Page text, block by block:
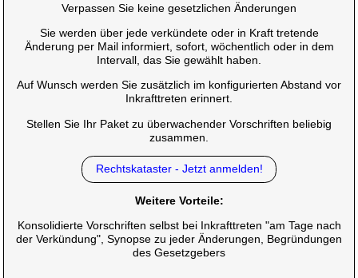
Verpassen Sie keine gesetzlichen Änderungen
Sie werden über jede verkündete oder in Kraft tretende
Änderung per Mail informiert, sofort, wöchentlich oder in dem
Intervall, das Sie gewählt haben.
Auf Wunsch werden Sie zusätzlich im konfigurierten Abstand vor
Inkrafttreten erinnert.
Stellen Sie Ihr Paket zu überwachender Vorschriften beliebig
zusammen.
Rechtskataster - Jetzt anmelden!
Weitere Vorteile:
Konsolidierte Vorschriften selbst bei Inkrafttreten "am Tage nach
der Verkündung", Synopse zu jeder Änderungen, Begründungen
des Gesetzgebers